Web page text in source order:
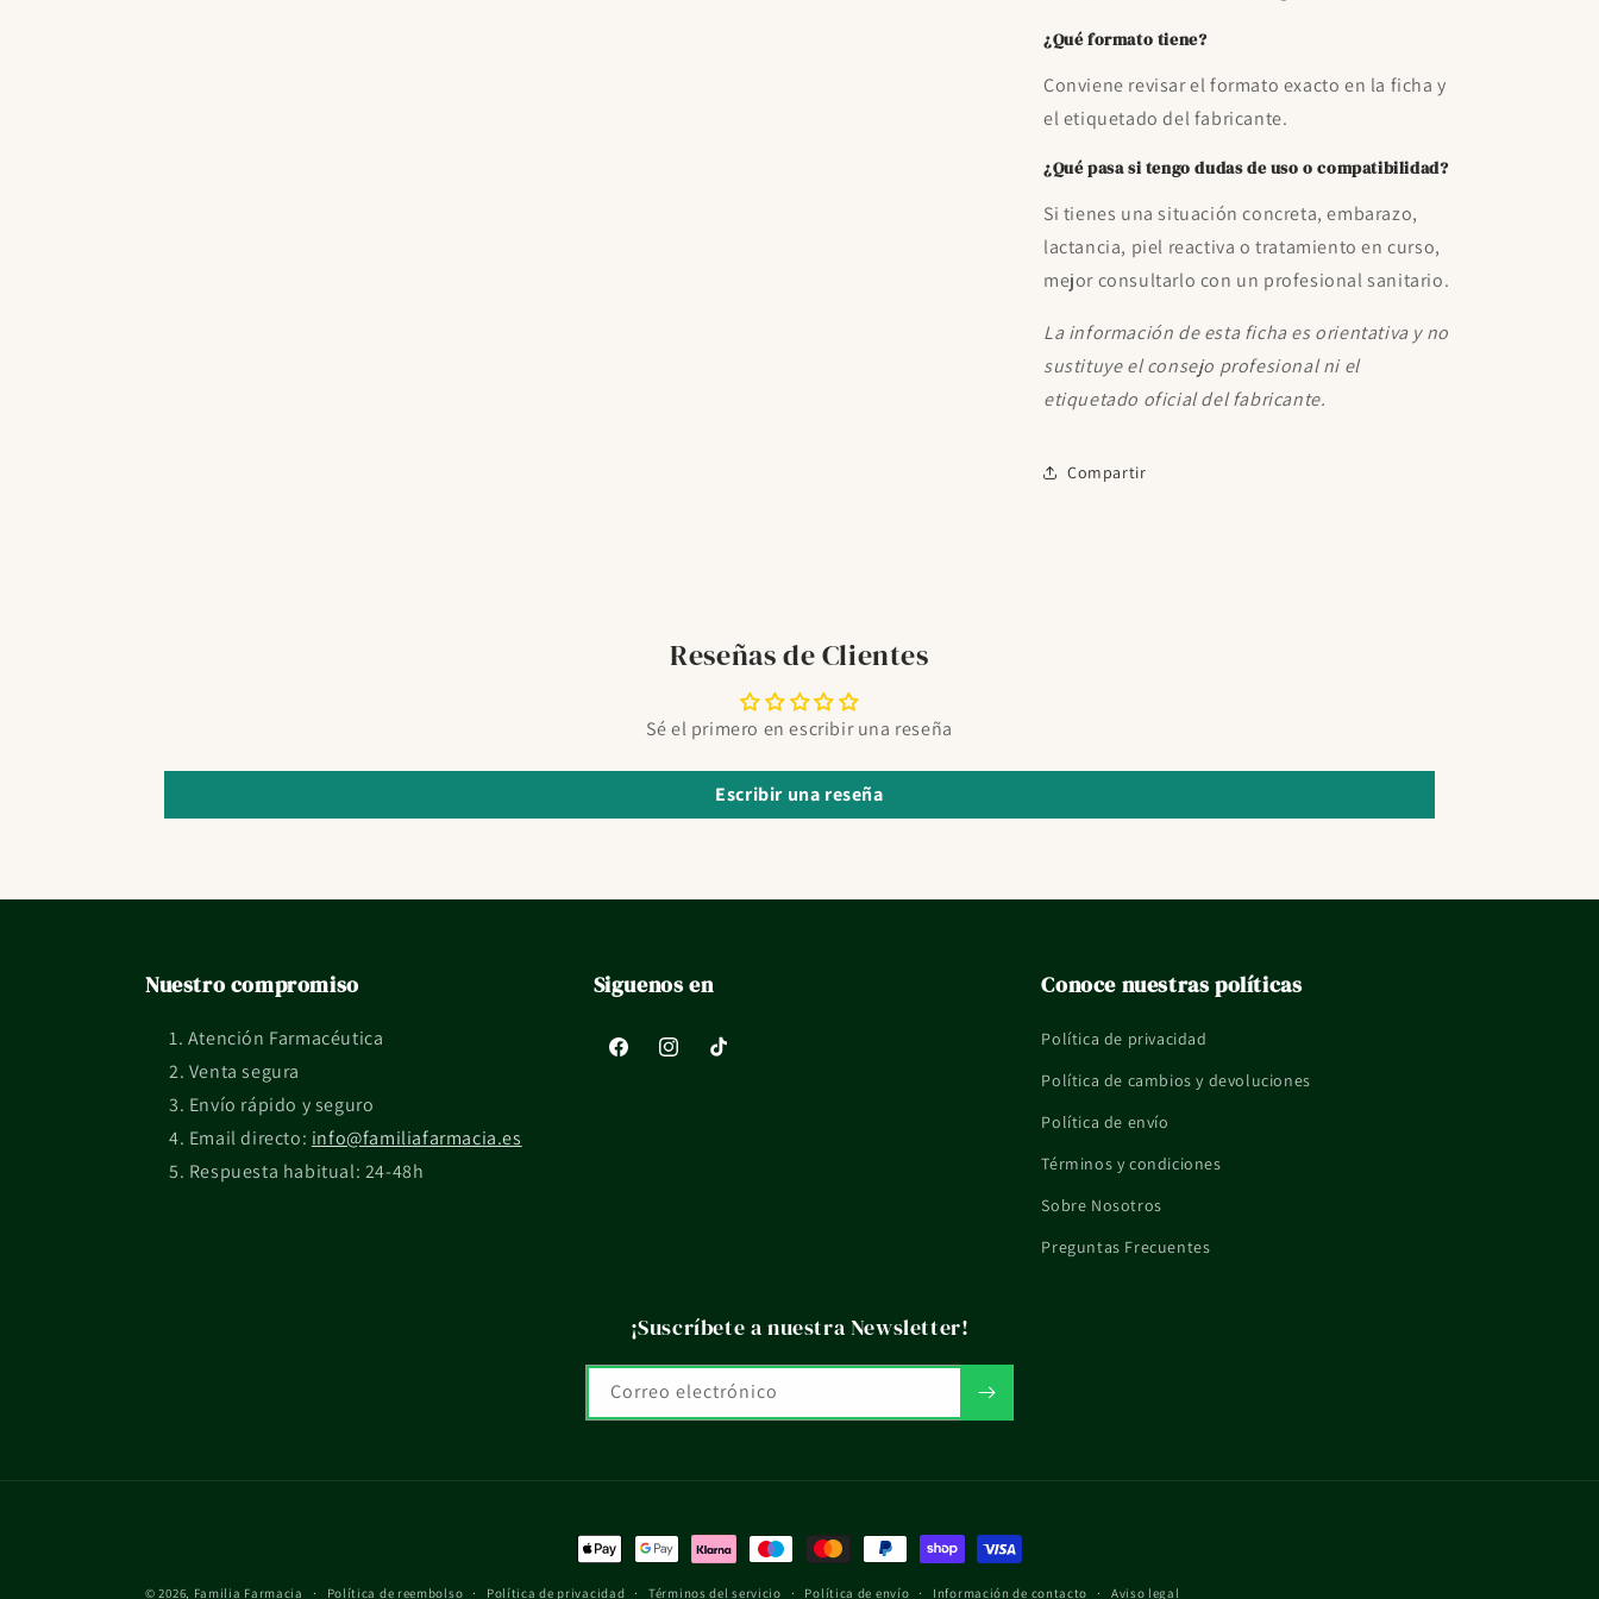
¿Qué formato tiene?
Conviene revisar el formato exacto en la ficha y
el etiquetado del fabricante.
¿Qué pasa si tengo dudas de uso o compatibilidad?
Si tienes una situación concreta, embarazo,
lactancia, piel reactiva o tratamiento en curso,
mejor consultarlo con un profesional sanitario.
La información de esta ficha es orientativa y no
sustituye el consejo profesional ni el
etiquetado oficial del fabricante.
Compartir
Reseñas de Clientes
Sé el primero en escribir una reseña
Escribir una reseña
Nuestro compromiso
Atención Farmacéutica
Venta segura
Envío rápido y seguro
Email directo: info@familiafarmacia.es
Respuesta habitual: 24-48h
Siguenos en
FacebookInstagramTikTok
Conoce nuestras políticas
Política de privacidad
Política de cambios y devoluciones
Política de envío
Términos y condiciones
Sobre Nosotros
Preguntas Frecuentes
¡Suscríbete a nuestra Newsletter!
Correo electrónico
Formas
© 2026, Familia Farmacia Política de reembolso Política de privacidad Términos del servicio Política de envío Información de contacto Aviso legal